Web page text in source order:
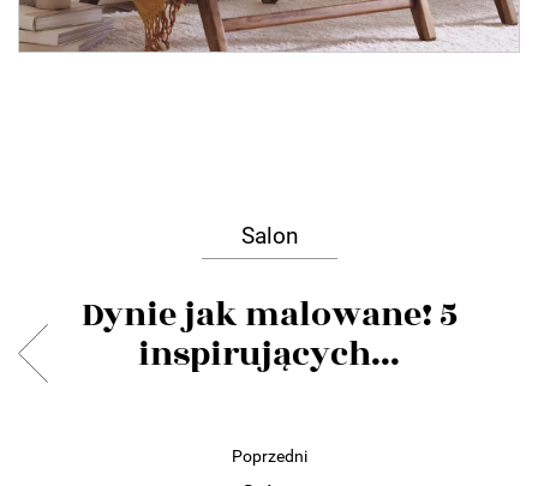
Salon
Dynie jak malowane! 5
inspirujących...
Poprzedni